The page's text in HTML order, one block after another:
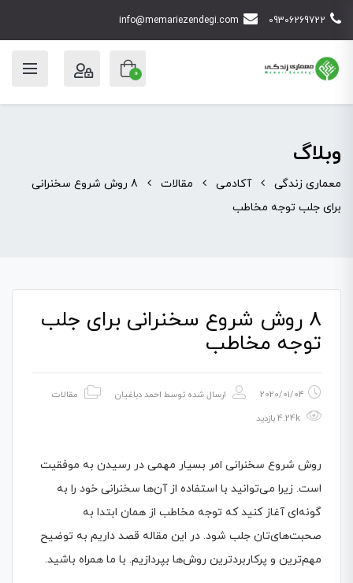
09306269722
info@memariezendegi.com
0
وبلاگ
معماری زندگی آکادمی مقالات
8 روش شروع سخنرانی
برای جلب توجه مخاطب
8 روش شروع سخنرانی برای جلب
توجه مخاطب
2020/01/04 ارسال شده توسط احمد دباغیان
مقالات
روش شروع سخنرانی امر بسیار مهمی در رسیدن به موفقیت
است. زیرا می‌توانید با استفاده از آن‌ها سخنرانی خود را به
گونه‌ای آغاز کنید که توجه مخاطب از همان ابتدا به
صحبت‌های‌تان جلب شود. در این مقاله قصد داریم به توضیح
مهم‌ترین و پرکاربردترین روش‌ها بپردازیم. با ما همراه باشید.